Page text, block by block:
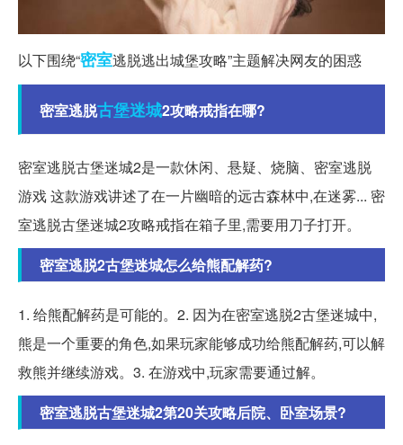
以下围绕“密室逃脱逃出城堡攻略”主题解决网友的困惑
密室逃脱古堡迷城2攻略戒指在哪?
密室逃脱古堡迷城2是一款休闲、悬疑、烧脑、密室逃脱
游戏 这款游戏讲述了在一片幽暗的远古森林中,在迷雾... 密
室逃脱古堡迷城2攻略戒指在箱子里,需要用刀子打开。
密室逃脱2古堡迷城怎么给熊配解药?
1. 给熊配解药是可能的。2. 因为在密室逃脱2古堡迷城中,
熊是一个重要的角色,如果玩家能够成功给熊配解药,可以解
救熊并继续游戏。3. 在游戏中,玩家需要通过解。
密室逃脱古堡迷城2第20关攻略后院、卧室场景?